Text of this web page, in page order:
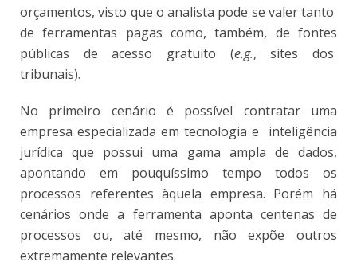
orçamentos, visto que o analista pode se valer tanto
de ferramentas pagas como, também, de fontes
públicas de acesso gratuito (e.g., sites dos
tribunais).
No primeiro cenário é possível contratar uma
empresa especializada em tecnologia e inteligência
jurídica que possui uma gama ampla de dados,
apontando em pouquíssimo tempo todos os
processos referentes àquela empresa. Porém há
cenários onde a ferramenta aponta centenas de
processos ou, até mesmo, não expõe outros
extremamente relevantes.